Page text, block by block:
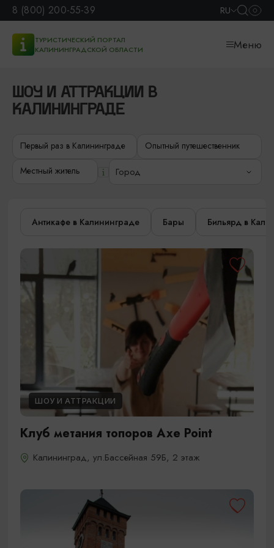
8 (800) 200-55-39 RU
ТУРИСТИЧЕСКИЙ ПОРТАЛ
КАЛИНИНГРАДСКОЙ ОБЛАСТИ
Меню
ШОУ И АТТРАКЦИИ В
КАЛИНИНГРАДЕ
Первый раз в Калининграде Опытный путешественник
Местный житель Город
Антикафе в Калининграде Бары Бильярд в
ШОУ И АТТРАКЦИИ
Клуб метания топоров Axe Point
Калининград, ул.Бассейная 59Б, 2 этаж